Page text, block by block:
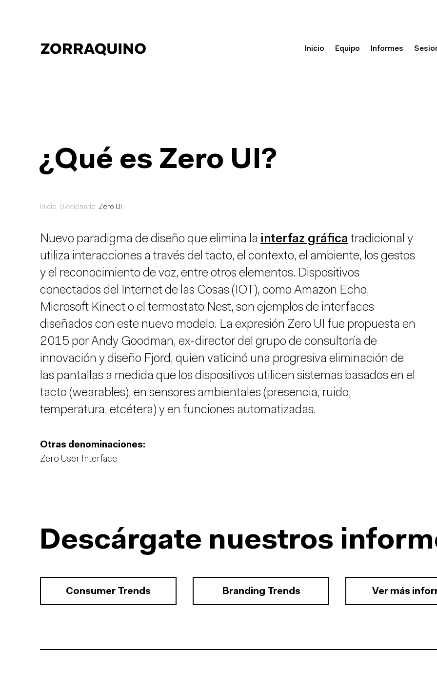
Inicio Equipo Informes
¿Qué es Zero UI?
Inicio Diccionario Zero UI
Nuevo paradigma de diseño que elimina la interfaz gráfica tradicional y
utiliza interacciones a través del tacto, el contexto, el ambiente, los gestos
y el reconocimiento de voz, entre otros elementos. Dispositivos
conectados del Internet de las Cosas (IOT), como Amazon Echo,
Microsoft Kinect o el termostato Nest, son ejemplos de interfaces
diseñados con este nuevo modelo. La expresión Zero UI fue propuesta en
2015 por Andy Goodman, ex-director del grupo de consultoría de
innovación y diseño Fjord, quien vaticinó una progresiva eliminación de
las pantallas a medida que los dispositivos utilicen sistemas basados en el
tacto (wearables), en sensores ambientales (presencia, ruido,
temperatura, etcétera) y en funciones automatizadas.
Otras denominaciones:
Zero User Interface
Descárgate nuestros
Consumer Trends Branding Trends Ver más